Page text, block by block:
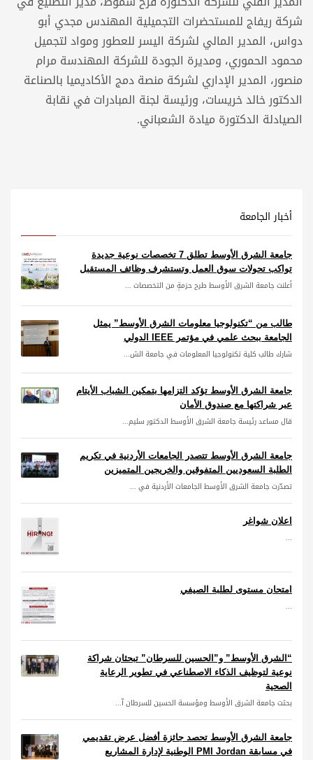
شركة ريفاج للمستحضرات التجميلية المهندس مجدي أبو
دواس، المدير المالي لشركة اليسر للعطور ومواد لتجميل
محمود الحموري، ومديرة الجودة للشركة المهندسة مرام
منصور، المدير الإداري لشركة منصة دمج الأكاديميا بالصناعة
الدكتور خالد خريسات، ورئيسة لجنة المبادرات في نقابة
الصيادلة الدكتورة ميادة الشعباني.
أخبار الجامعة
جامعة الشرق الأوسط تطلق 7 تخصصات نوعية جديدة
تواكب تحولات سوق العمل وتستشرف وظائف المستقبل
أعلنت جامعة الشرق الأوسط طرح حزمةٍ من التخصصات ...
طالب من “تكنولوجيا معلومات الشرق الأوسط” يمثل
الجامعة ببحث علمي في مؤتمر IEEE الدولي
شارك طالب كلية تكنولوجيا المعلومات في جامعة الش...
جامعة الشرق الأوسط تؤكد التزامها بتمكين الشباب الأيتام
عبر شراكتها مع صندوق الأمان
قال مساعد رئيسة جامعة الشرق الأوسط الدكتور سليم...
جامعة الشرق الأوسط تتصدر الجامعات الأردنية في تكريم
الطلبة السعوديين المتفوقين والخريجين المتميزين
تصدّرت جامعة الشرق الأوسط الجامعات الأردنية في ...
اعلان شواغر
...
امتحان مستوى لطلبة الصيفي
...
“الشرق الأوسط” و”الحسين للسرطان” تبحثان شراكة
نوعية لتوظيف الذكاء الاصطناعي في تطوير الرعاية
الصحية
بحثت جامعة الشرق الأوسط ومؤسسة الحسين للسرطان آ...
جامعة الشرق الأوسط تحصد جائزة أفضل عرض تقديمي
في مسابقة PMI Jordan الوطنية لإدارة المشاريع